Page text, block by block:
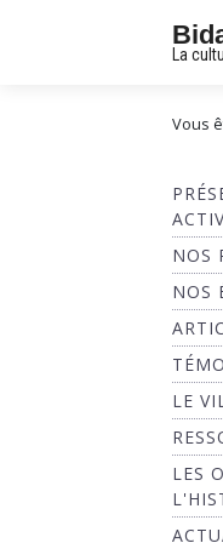
La
Vous
NOS
NOS
LE
LES